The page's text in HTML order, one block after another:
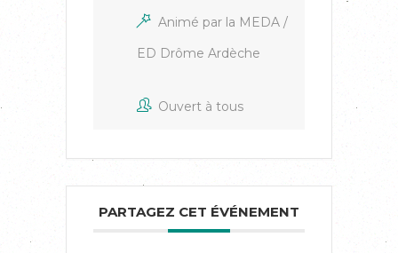
Animé par la MEDA /
ED Drôme Ardèche
Ouvert à tous
PARTAGEZ CET ÉVÉNEMENT